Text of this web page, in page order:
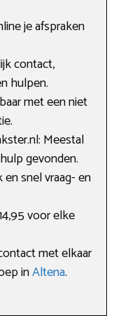
je afspraken
contact,
hulpen.
met een niet
Meestal
gevonden.
snel vraag- en
voor elke
met elkaar
inAltena.